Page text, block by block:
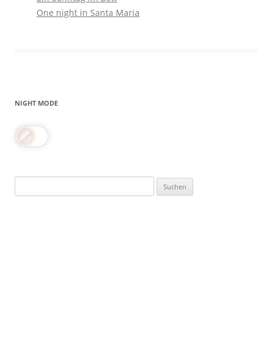
One night in Santa Maria
NIGHT MODE
nach: